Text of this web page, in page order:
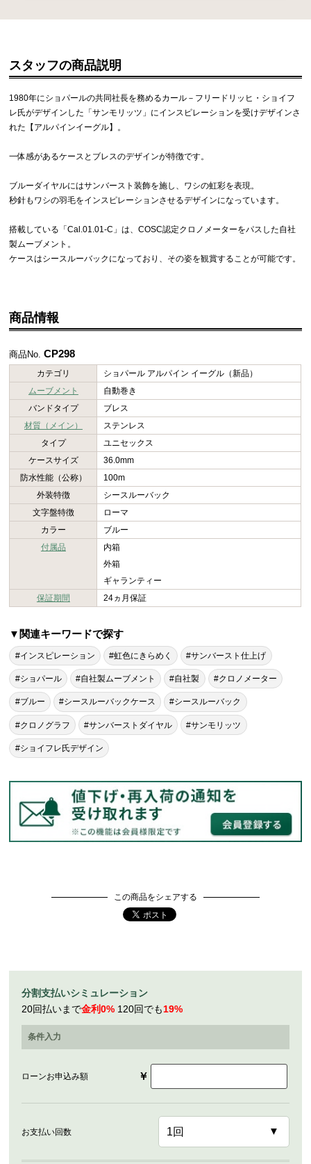
スタッフの商品説明
1980年にショパールの共同社長を務めるカール－フリードリッヒ・ショイフ
レ氏がデザインした「サンモリッツ」にインスピレーションを受けデザインさ
れた【アルパインイーグル】。
一体感があるケースとブレスのデザインが特徴です。
ブルーダイヤルにはサンバースト装飾を施し、ワシの虹彩を表現。
秒針もワシの羽毛をインスピレーションさせるデザインになっています。
搭載している「Cal.01.01-C」は、COSC認定クロノメーターをパスした自社
製ムーブメント。
ケースはシースルーバックになっており、その姿を観賞することが可能です。
商品情報
商品No.CP298
カテゴリ
ショパール アルパイン イーグル（新品）
ムーブメント
自動巻き
バンドタイプ
ブレス
材質（メイン）
ステンレス
タイプ
ユニセックス
ケースサイズ
36.0mm
防水性能（公称）
100m
外装特徴
シースルーバック
文字盤特徴
ローマ
カラー
ブルー
付属品
内箱
外箱
ギャランティー
保証期間
24ヵ月保証
▼関連キーワードで探す
#インスピレーション #虹色にきらめく #サンバースト仕上げ
#ショパール #自社製ムーブメント #自社製 #クロノメーター
#ブルー #シースルーバックケース #シースルーバック
#クロノグラフ #サンバーストダイヤル #サンモリッツ
#ショイフレ氏デザイン
この商品をシェアする
分割支払いシミュレーション
20回払いまで金利0% 120回でも19%
条件入力
ローンお申込み額 ￥
お支払い回数